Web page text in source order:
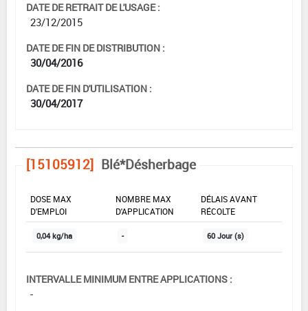
DATE DE RETRAIT DE L'USAGE :
23/12/2015
DATE DE FIN DE DISTRIBUTION :
30/04/2016
DATE DE FIN D'UTILISATION :
30/04/2017
[15105912] Blé*Désherbage
DOSE MAX
D'EMPLOI
NOMBRE MAX
D'APPLICATION
DÉLAIS AVANT
RÉCOLTE
0,04 kg/ha - 60 Jour (s)
INTERVALLE MINIMUM ENTRE APPLICATIONS :
-